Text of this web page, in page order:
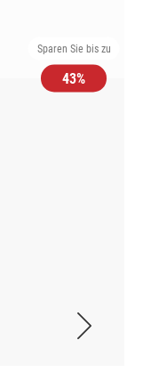
Sparen Sie bis zu
43%